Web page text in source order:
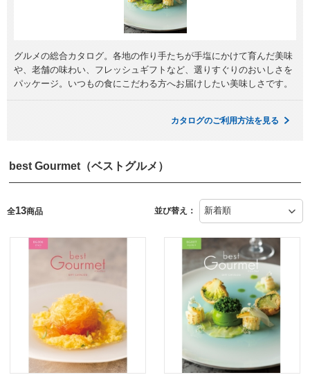
グルメの総合カタログ。各地の作り手たちが手塩にかけて育んだ美味
や、老舗の味わい、フレッシュギフトなど、選りすぐりのおいしさを
パッケージ。いつもの食にこだわる方へお届けしたい美味しさです。
カタログのご利用方法を見る
best Gourmet（ベストグルメ）
全13商品 並び替え：